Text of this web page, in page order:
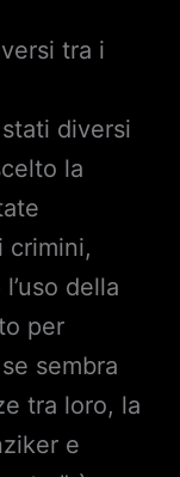
tra i
diversi
la
crimini,
della
per
sembra
tra loro, la
e